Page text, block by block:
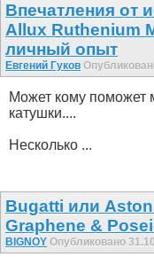
Впечатления от
Allux Ruthenium
личный опыт
Евгений Гуков
Может кому поможет
катушки....
Несколько ...
Bugatti или
Graphene &
BIGNOY Опубликовано